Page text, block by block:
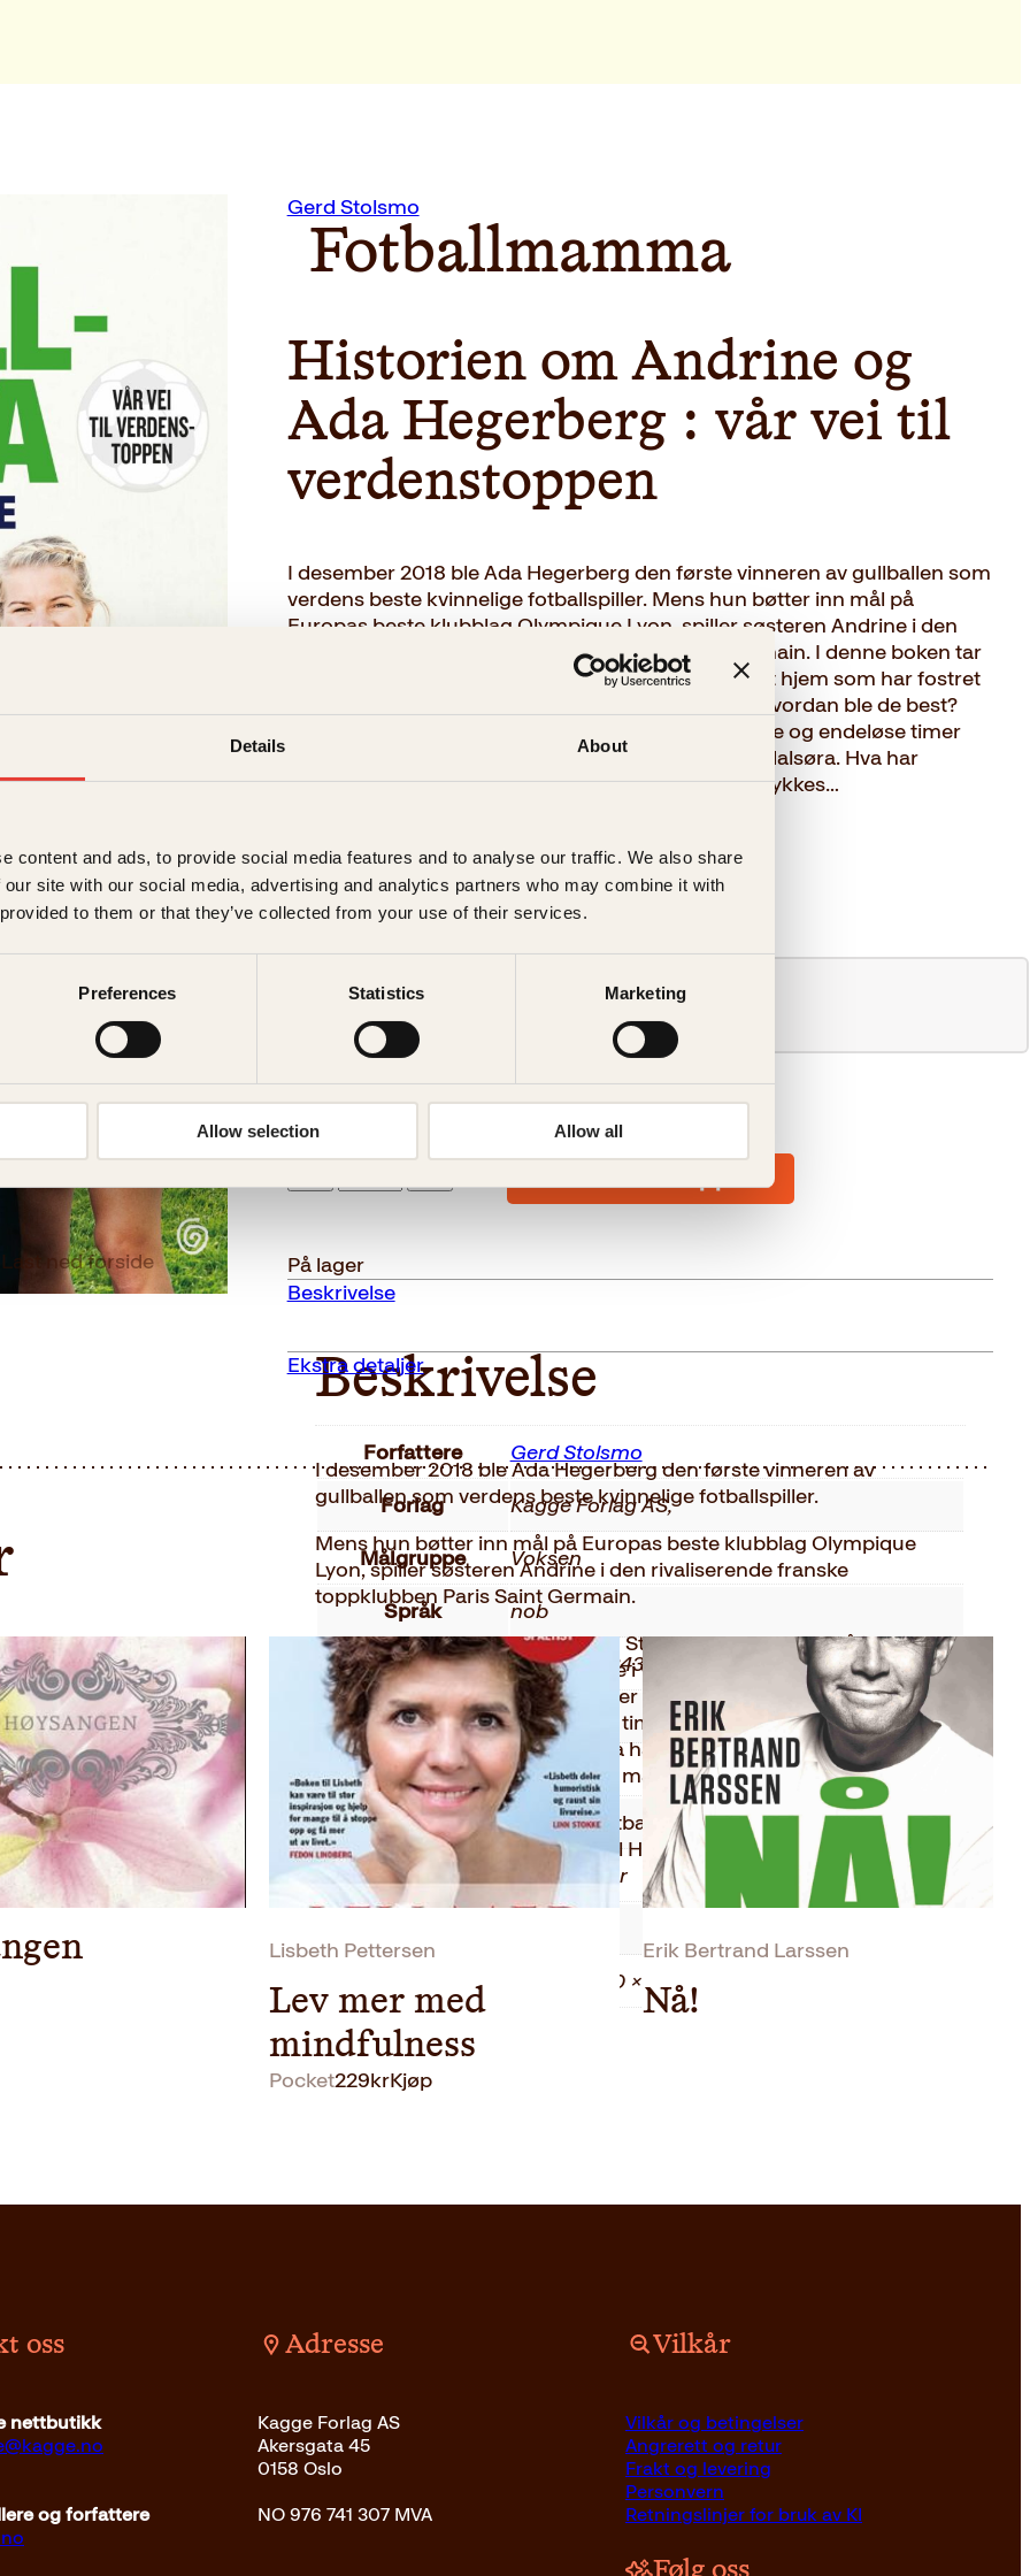
Details About
content and ads, to provide social media features and to analyse our traffic. We also share
site with our social media, advertising and analytics partners who may combine it with
to them or that they’ve collected from your use of their services.
Preferences Statistics Marketing
Allow selection Allow all
Last ned forside
Gerd Stolsmo
Fotballmamma
Historien om Andrine og
Ada Hegerberg : vår vei til
verdenstoppen
I desember 2018 ble Ada Hegerberg den første vinneren av gullballen som
verdens beste kvinnelige fotballspiller. Mens hun bøtter inn mål på
Europas beste klubblag Olympique Lyon, spiller søsteren Andrine i den
rivaliserende franske toppklubben Paris Saint Germain. I denne boken tar
mamma Gerd Stolsmo leseren med på innsiden i et hjem som har fostret
to søstre i verdenstoppen i klodens største idrett. Hvordan ble de best?
Det er en historie om stort talent, voldsom viljestyrke og endeløse timer
egentrening i all slags forhold på hjemstedet Sunndalsøra. Hva har
familien ofret på veien? Det er også en historie om lykkes…
Format:
Innbundet
399kr
399
Reduser
Fotballmamma
antall
Øk
På lager
Beskrivelse
Beskrivelse
I desember 2018 ble Ada Hegerberg den første vinneren av
gullballen som verdens beste kvinnelige fotballspiller.
Mens hun bøtter inn mål på Europas beste klubblag Olympique
Lyon, spiller søsteren Andrine i den rivaliserende franske
toppklubben Paris Saint Germain.
I denne boken tar mamma Gerd Stolsmo leseren med på innsiden i
et hjem som har fostret to søstre i verdenstoppen i klodens største
idrett. Hvordan ble de best? Det er en historie om stort talent,
voldsom viljestyrke og endeløse timer egentrening i all slags forhold
på hjemstedet Sunndalsøra. Hva har familien ofret på veien? Det er
også en historie om lykkes i den mannsbastionen som fotballen er.
Fotballkamp er kvinnekamp. Fotballmammaen Gerd Stolsmo tar
oss med på en eventyrlig reise til Hydro Cup på Sunndalsøra til
gullballseremonien i Paris.
Ekstra detaljer
Forfattere Gerd Stolsmo
Forlag Kagge Forlag AS,
Målgruppe Voksen
Språk nob
ISBN 9788248924371
Utgivelsesår 2019
Bokformat Innbundet
Antall sider 219
Litteraturtype Faglitteratur
Dimensjoner 2.00 × 14.20 × 21.80 cm
Lisbeth Pettersen
Lev mer med
mindfulness
Pocket229krKjøp
Erik Bertrand Larssen
Nå!
Pocket229 Kjøp
oss
nettbutikk
og forfattere
Adresse
Kagge Forlag AS
Akersgata 45
0158 Oslo
NO 976 741 307 MVA
Vilkår
Vilkår og betingelser
Angrerett og retur
Frakt og levering
Personvern
Retningslinjer for bruk av KI
Følg oss